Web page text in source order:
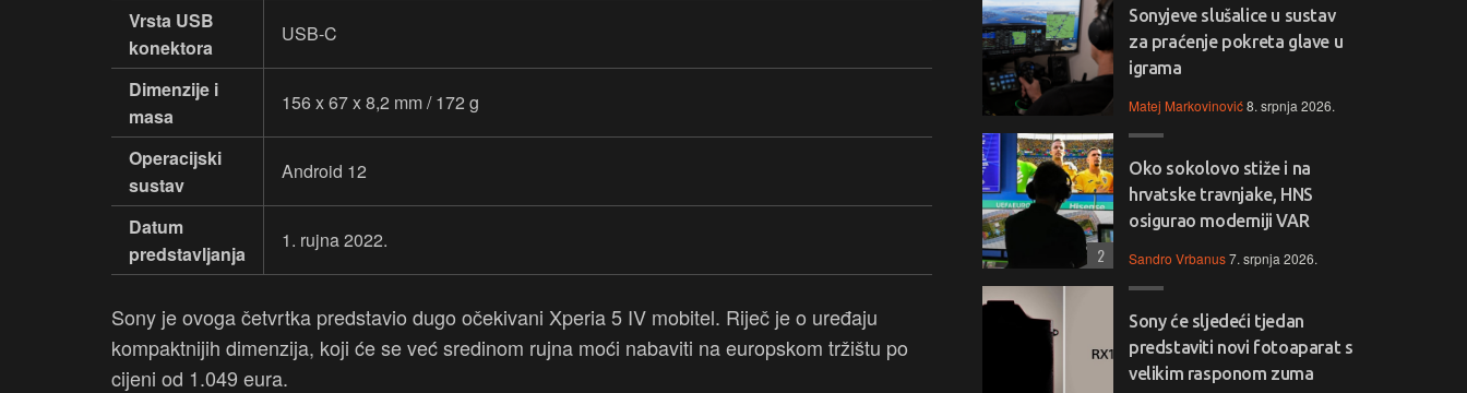
Vrsta USB
konektora
USB-C
Dimenzije i
masa
156 x 67 x 8,2 mm / 172 g
Operacijski
sustav
Android 12
Datum
predstavljanja
1. rujna 2022.
Sony je ovoga četvrtka predstavio dugo očekivani Xperia 5 IV mobitel. Riječ je o uređaju
kompaktnijih dimenzija, koji će se već sredinom rujna moći nabaviti na europskom tržištu po
cijeni od 1.049 eura.
Sonyjeve slušalice u sustav
za praćenje pokreta glave u
igrama
Matej Markovinović8. srpnja 2026.
Oko sokolovo stiže i na
hrvatske travnjake, HNS
osigurao moderniji VAR
Sandro Vrbanus7. srpnja 2026.
2
Sony će sljedeći tjedan
predstaviti novi fotoaparat s
velikim rasponom zuma